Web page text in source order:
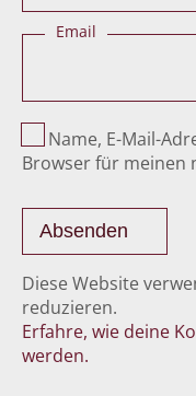
Email
Name, E-Mail-
Browser für meinen
Diese Website
reduzieren.
Erfahre, wie deine
werden.